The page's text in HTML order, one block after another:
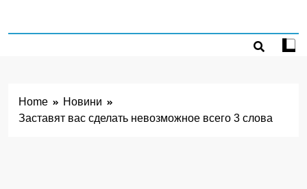
Home
Новини
Заставят вас сделать невозможное всего 3 слова